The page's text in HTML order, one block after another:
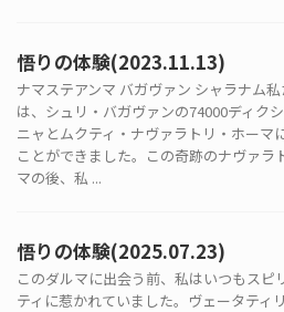
悟りの体験(2023.11.13)
ナマステアンマ バガヴァン シャラナム
は、シュリ・バガヴァンの74000ディク
ニャとムクティ・ナヴァラトリ・ホーマ
ことができました。この奇跡のナヴァラ
マの後、私 ...
悟りの体験(2025.07.23)
このダルマに出会う前、私はいつもスピ
ティに惹かれていました。ヴェータティ